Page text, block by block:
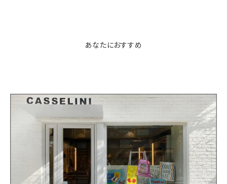
あなたにおすすめ